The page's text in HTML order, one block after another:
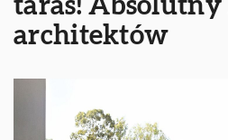
taras!
architektów